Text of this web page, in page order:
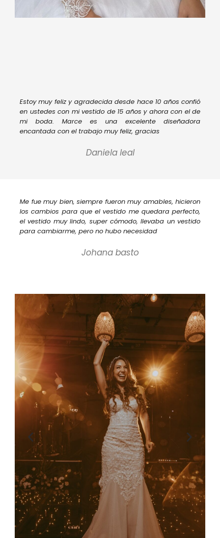
Estoy muy feliz y agradecida desde hace 10 años confió
en ustedes con mi vestido de 15 años y ahora con el de
mi boda. Marce es una excelente diseñadora
encantada con el trabajo muy feliz, gracias
Daniela leal
Me fue muy bien, siempre fueron muy amables, hicieron
los cambios para que el vestido me quedara perfecto,
el vestido muy lindo, super cómodo, llevaba un vestido
para cambiarme, pero no hubo necesidad
Johana basto